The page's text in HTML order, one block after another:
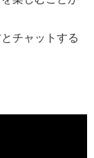
チャットする